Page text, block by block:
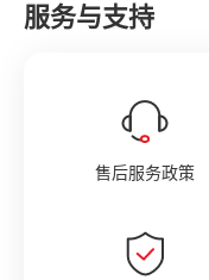
服务与支持
售后服务政策